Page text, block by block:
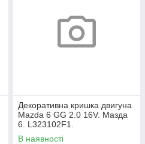
Декоративна кришка двигуна
Mazda 6 GG 2.0 16V. Мазда
6. L323102F1.
В наявності